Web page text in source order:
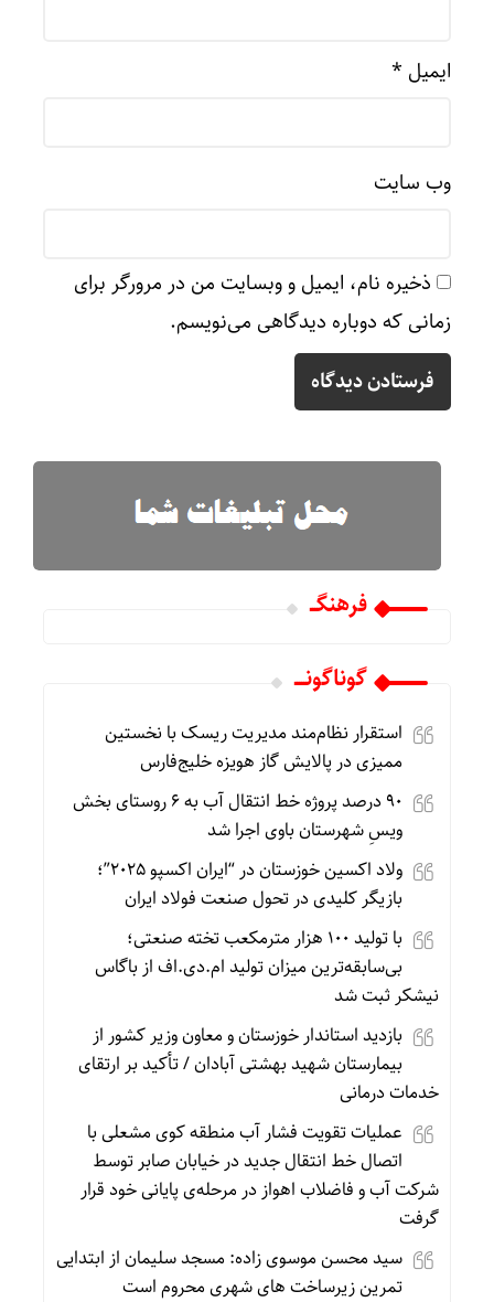
ایمیل *
وب‌ سایت
ذخیره نام، ایمیل و وبسایت من در مرورگر برای
زمانی که دوباره دیدگاهی می‌نویسم.
فرهنگـــ
گوناگونـــــ
استقرار نظام‌مند مدیریت ریسک با نخستین
ممیزی در پالایش گاز هویزه خلیج‌فارس
۹۰ درصد پروژه خط انتقال آب به ۶ روستای بخش
ویسِ شهرستان باوی اجرا شد
ولاد اکسین خوزستان در “ایران اکسپو ۲۰۲۵”؛
بازیگر کلیدی در تحول صنعت فولاد ایران
با تولید ۱۰۰ هزار مترمکعب تخته صنعتی؛
بی‌سابقه‌ترین میزان تولید ام.دی.اف از باگاس
نیشکر ثبت شد
بازدید استاندار خوزستان و معاون وزیر کشور از
بیمارستان شهید بهشتی آبادان / تأکید بر ارتقای
خدمات درمانی
عملیات تقویت فشار آب منطقه کوی مشعلی با
اتصال خط انتقال جدید در خیابان صابر توسط
شرکت آب و فاضلاب اهواز در مرحله‌ی پایانی خود قرار
گرفت
سید محسن موسوی زاده: مسجد سلیمان از ابتدایی
تمرین زیرساخت های شهری محروم است